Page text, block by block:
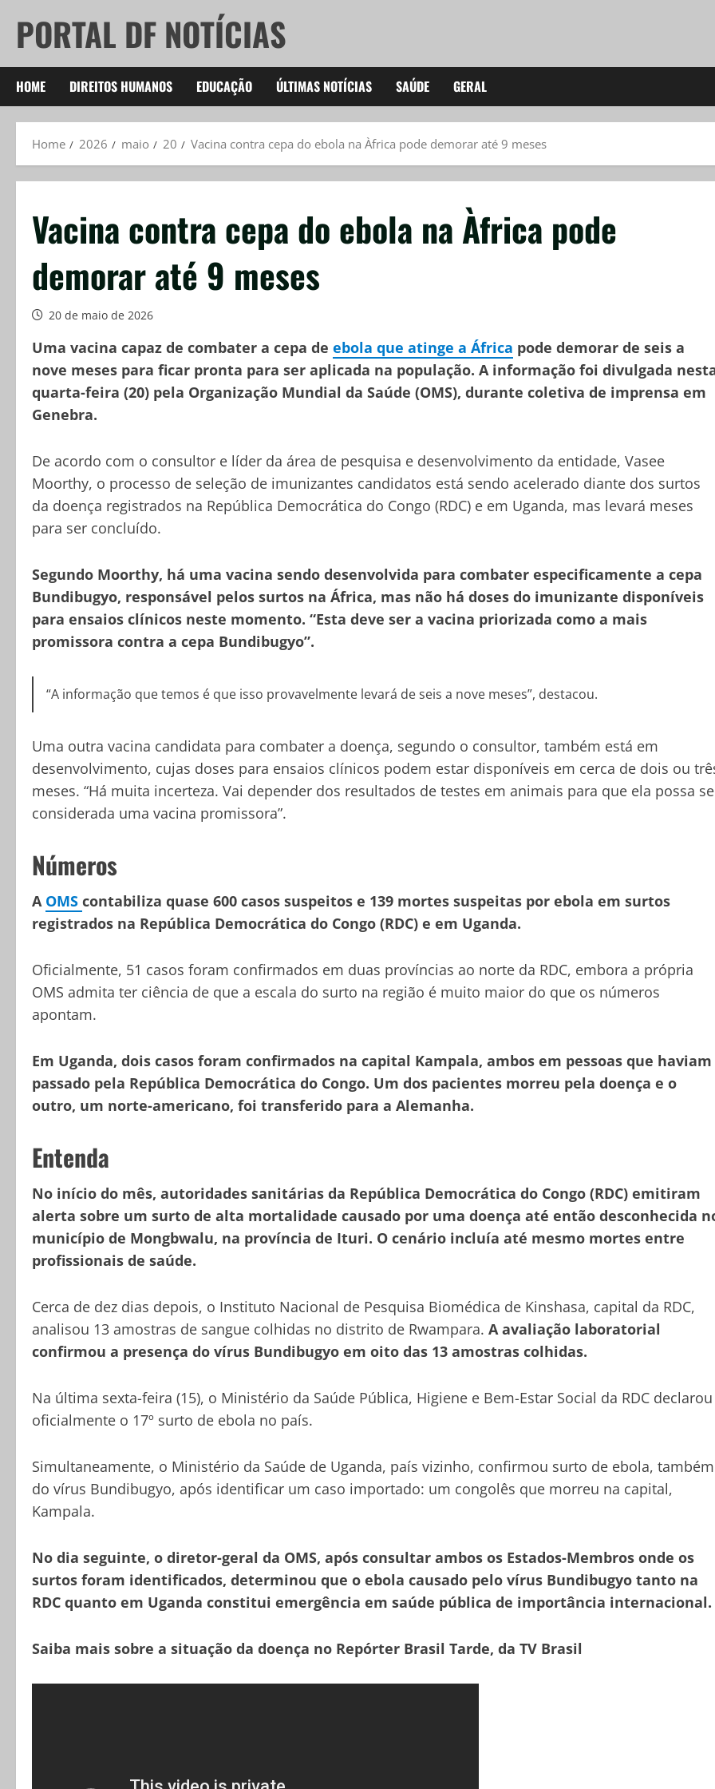
content
PORTAL DF NOTÍCIAS
HOME DIREITOS HUMANOS EDUCAÇÃO ÚLTIMAS NOTÍCIAS SAÚDE GERAL
Home 2026 maio 20 Vacina contra cepa do ebola na Àfrica pode demorar até 9 meses
Vacina contra cepa do ebola na Àfrica pode
demorar até 9 meses
20 de maio de 2026
Uma vacina capaz de combater a cepa de ebola que atinge a África pode demorar de seis a
nove meses para ficar pronta para ser aplicada na população. A informação foi divulgada
quarta-feira (20) pela Organização Mundial da Saúde (OMS), durante coletiva de imprensa em
Genebra.
De acordo com o consultor e líder da área de pesquisa e desenvolvimento da entidade, Vasee
Moorthy, o processo de seleção de imunizantes candidatos está sendo acelerado diante dos surtos
da doença registrados na República Democrática do Congo (RDC) e em Uganda, mas levará meses
para ser concluído.
Segundo Moorthy, há uma vacina sendo desenvolvida para combater especificamente a cepa
Bundibugyo, responsável pelos surtos na África, mas não há doses do imunizante disponíveis
para ensaios clínicos neste momento. “Esta deve ser a vacina priorizada como a mais
promissora contra a cepa Bundibugyo”.
“A informação que temos é que isso provavelmente levará de seis a nove meses”, destacou.
Uma outra vacina candidata para combater a doença, segundo o consultor, também está em
desenvolvimento, cujas doses para ensaios clínicos podem estar disponíveis em cerca de dois ou
meses. “Há muita incerteza. Vai depender dos resultados de testes em animais para que ela possa
considerada uma vacina promissora”.
Números
A OMS contabiliza quase 600 casos suspeitos e 139 mortes suspeitas por ebola em surtos
registrados na República Democrática do Congo (RDC) e em Uganda.
Oficialmente, 51 casos foram confirmados em duas províncias ao norte da RDC, embora a própria
OMS admita ter ciência de que a escala do surto na região é muito maior do que os números
apontam.
Em Uganda, dois casos foram confirmados na capital Kampala, ambos em pessoas que haviam
passado pela República Democrática do Congo. Um dos pacientes morreu pela doença e o
outro, um norte-americano, foi transferido para a Alemanha.
Entenda
No início do mês, autoridades sanitárias da República Democrática do Congo (RDC) emitiram
alerta sobre um surto de alta mortalidade causado por uma doença até então desconhecida
município de Mongbwalu, na província de Ituri. O cenário incluía até mesmo mortes entre
profissionais de saúde.
Cerca de dez dias depois, o Instituto Nacional de Pesquisa Biomédica de Kinshasa, capital da RDC,
analisou 13 amostras de sangue colhidas no distrito de Rwampara. A avaliação laboratorial
confirmou a presença do vírus Bundibugyo em oito das 13 amostras colhidas.
Na última sexta-feira (15), o Ministério da Saúde Pública, Higiene e Bem-Estar Social da RDC declarou
oficialmente o 17º surto de ebola no país.
Simultaneamente, o Ministério da Saúde de Uganda, país vizinho, confirmou surto de ebola, também
do vírus Bundibugyo, após identificar um caso importado: um congolês que morreu na capital,
Kampala.
No dia seguinte, o diretor-geral da OMS, após consultar ambos os Estados-Membros onde os
surtos foram identificados, determinou que o ebola causado pelo vírus Bundibugyo tanto na
RDC quanto em Uganda constitui emergência em saúde pública de importância internacional.
Saiba mais sobre a situação da doença no Repórter Brasil Tarde, da TV Brasil